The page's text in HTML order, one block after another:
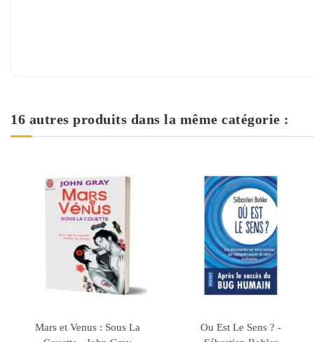
16 autres produits dans la même catégorie :
Allié Au
Ces Gestes qui vous
Les 5 Pièges du